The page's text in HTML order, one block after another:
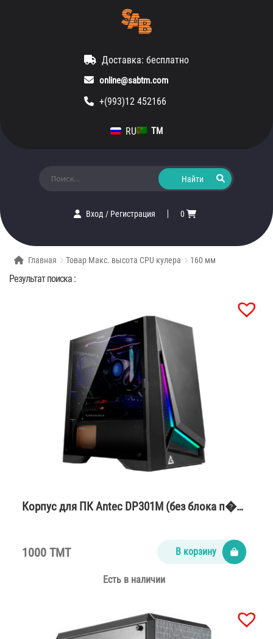
Доставка: бесплатно
online@sabtm.com
+(993)12 452166
RU TM
Вход/ Регистрация 0
Главная Товар Макс. высота CPU кулера 160 мм
Результат поиска :
Корпус для ПК Antec DP301M (без блока п�…
1000 TMT В корзину
Есть в наличии